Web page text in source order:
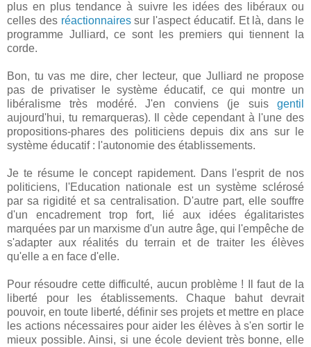
plus en plus tendance à suivre les idées des libéraux ou
celles des réactionnairessur l'aspect éducatif. Et là, dans le
programme Julliard, ce sont les premiers qui tiennent la
corde.
Bon, tu vas me dire, cher lecteur, que Julliard ne propose
pas de privatiser le système éducatif, ce qui montre un
libéralisme très modéré. J'en conviens (je suis gentil
aujourd'hui, tu remarqueras). Il cède cependant à l'une des
propositions-phares des politiciens depuis dix ans sur le
système éducatif : l'autonomie des établissements.
Je te résume le concept rapidement. Dans l'esprit de nos
politiciens, l'Education nationale est un système sclérosé
par sa rigidité et sa centralisation. D'autre part, elle souffre
d'un encadrement trop fort, lié aux idées égalitaristes
marquées par un marxisme d'un autre âge, qui l'empêche de
s'adapter aux réalités du terrain et de traiter les élèves
qu'elle a en face d'elle.
Pour résoudre cette difficulté, aucun problème ! Il faut de la
liberté pour les établissements. Chaque bahut devrait
pouvoir, en toute liberté, définir ses projets et mettre en place
les actions nécessaires pour aider les élèves à s'en sortir le
mieux possible. Ainsi, si une école devient très bonne, elle